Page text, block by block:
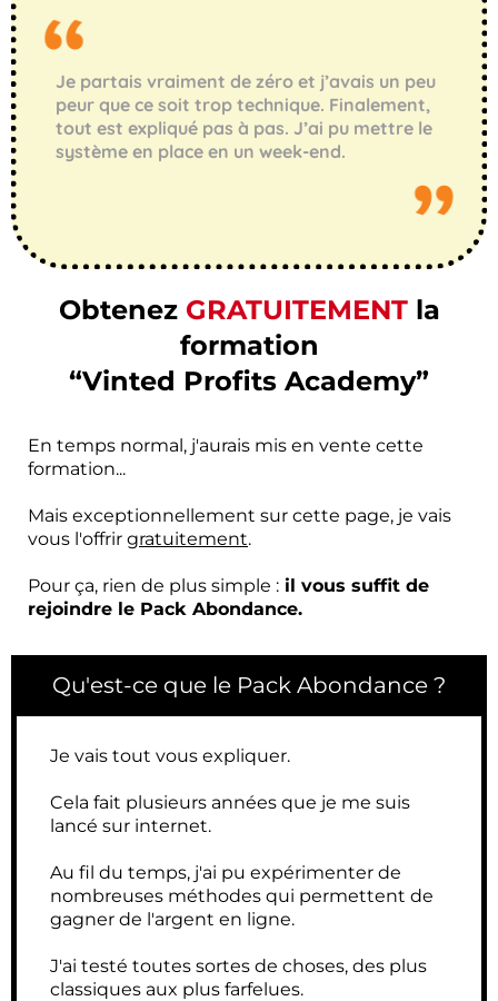
Je partais vraiment de zéro et j’avais un peu
peur que ce soit trop technique. Finalement,
tout est expliqué pas à pas. J’ai pu mettre le
système en place en un week-end.
Obtenez GRATUITEMENT la
formation
“Vinted Profits Academy”
En temps normal, j'aurais mis en vente cette
formation...
Mais exceptionnellement sur cette page, je vais
vous l'offrir gratuitement.
Pour ça, rien de plus simple : il vous suffit de
rejoindre le Pack Abondance.
Qu'est-ce que le Pack Abondance ?
Je vais tout vous expliquer.
Cela fait plusieurs années que je me suis
lancé sur internet.
Au fil du temps, j'ai pu expérimenter de
nombreuses méthodes qui permettent de
gagner de l'argent en ligne.
J'ai testé toutes sortes de choses, des plus
classiques aux plus farfelues.